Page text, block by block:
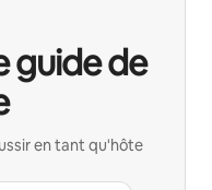
guide de
en tant qu'hôte